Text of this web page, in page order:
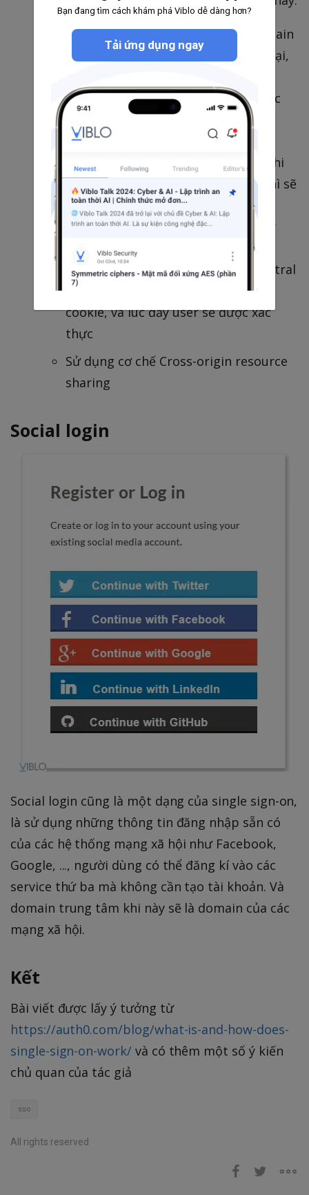
Do tính chất của cookie, là các domain
và subdomain có thể truy cập qua lại,
subdomain đối với một trong số các
domain con. Ví dụ: domain con là
abc.com
thì auth0 sẽ tạo ra một
central domain làauth0.abc.com
. khi
đấy, user nếu đã login ở
abc.com
thì sẽ
có cookie lưu ở local storage mà cả
abc.comvàauth0.abc.com
đều truy
cập được. Khi đấy, nếu user login ở
edf.comthì sẽ được redirect về central
domain là
, và sẽ có
cookie, và lúc đấy user sẽ được xác
thực
Sử dụng cơ chế Cross-origin resource
sharing
Social login
Social login cũng là một dạng của single sign-on,
là sử dụng những thông tin đăng nhập sẵn có
của các hệ thống mạng xã hội như Facebook,
Google, ..., người dùng có thể đăng kí vào các
service thứ ba mà không cần tạo tài khoản. Và
domain trung tâm khi này sẽ là domain của các
mạng xã hội.
Kết
Bài viết được lấy ý tưởng từ
https://auth0.com/blog/what-is-and-how-does-
single-sign-on-work/ và có thêm một số ý kiến
chủ quan của tác giả
sso
All rights reserved
Bạn đang tìm cách khám phá Viblo dễ dàng hơn?
Tải ứng dụng ngay